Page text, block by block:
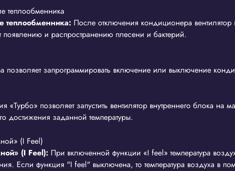
теплообменника: После отключения кондиционера вентилятор
появлению и распространению плесени и бактерий.
позволяет запрограммировать включение или выключение
«Турбо» позволяет запустить вентилятор внутреннего блока
достижения заданной температуры.
(I Feel): При включенной функции «I feel» температура
Если функция "I feel" выключена, то температура воздуха в